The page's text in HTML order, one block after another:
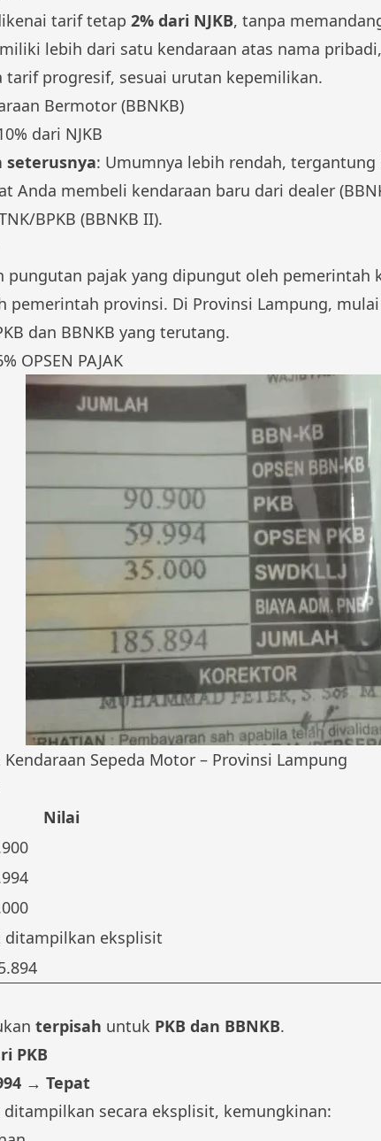
tarif tetap 2% dari NJKB, tanpa
lebih dari satu kendaraan atas nama
tarif progresif, sesuai urutan kepemilikan.
Bermotor (BBNKB)
dari NJKB
seterusnya: Umumnya lebih rendah, tergantung
Anda membeli kendaraan baru dari dealer
BPKB (BBNKB II).
pungutan pajak yang dipungut oleh pemerintah
pemerintah provinsi. Di Provinsi Lampung, mulai
dan BBNKB yang terutang.
OPSEN PAJAK
Sepeda Motor – Provinsi Lampung
Nilai
ditampilkan eksplisit
terpisah untuk PKB dan BBNKB.
PKB
→ Tepat
secara eksplisit, kemungkinan: